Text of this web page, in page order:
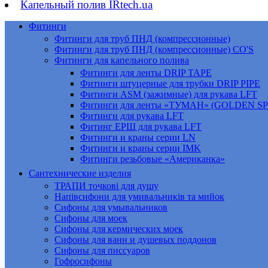
Капельный полив IRtech.ua
Фитинги
Фитинги для труб ПНД (компрессионные)
Фитинги для труб ПНД (компрессионные) CO'S
Фитинги для капельного полива
Фитинги для ленты DRIP TAPE
Фитинги штуцерные для трубки DRIP PIPE
Фитинги ASM (зажимные) для рукава LFT
Фитинги для ленты «ТУМАН» (GOLDEN
Фитинги для рукава LFT
Фитинг ЕРШ для рукава LFT
Фитинги и краны серии LN
Фитинги и краны серии IMK
Фитинги резьбовые «Американка»
Сантехнические изделия
ТРАПИ точкові для душу
Напівсифони для умивальників та мийок
Сифоны для умывальников
Сифоны для моек
Сифоны для кермических моек
Сифоны для ванн и душевых поддонов
Сифоны для писсуаров
Гофросифоны